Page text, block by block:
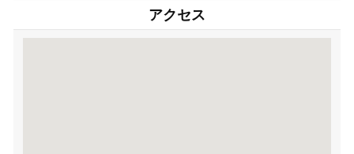
アクセス